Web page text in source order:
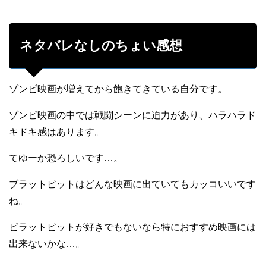
ネタバレなしのちょい感想
ゾンビ映画が増えてから飽きてきている自分です。
ゾンビ映画の中では戦闘シーンに迫力があり、ハラハラド
キドキ感はあります。
てゆーか恐ろしいです…。
ブラットピットはどんな映画に出ていてもカッコいいです
ね。
ビラットピットが好きでもないなら特におすすめ映画には
出来ないかな…。